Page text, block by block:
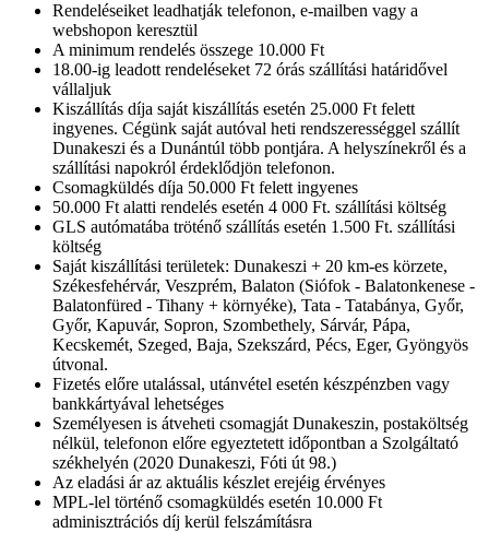
Rendeléseiket leadhatják telefonon, e-mailben vagy a
webshopon keresztül
A minimum rendelés összege 10.000 Ft
18.00-ig leadott rendeléseket 72 órás szállítási határidővel
vállaljuk
Kiszállítás díja saját kiszállítás esetén 25.000 Ft felett
ingyenes. Cégünk saját autóval heti rendszerességgel szállít
Dunakeszi és a Dunántúl több pontjára. A helyszínekről és a
szállítási napokról érdeklődjön telefonon.
Csomagküldés díja 50.000 Ft felett ingyenes
50.000 Ft alatti rendelés esetén 4 000 Ft. szállítási költség
GLS autómatába tröténő szállítás esetén 1.500 Ft. szállítási
költség
Saját kiszállítási területek: Dunakeszi + 20 km-es körzete,
Székesfehérvár, Veszprém, Balaton (Siófok - Balatonkenese -
Balatonfüred - Tihany + környéke), Tata - Tatabánya, Győr,
Győr, Kapuvár, Sopron, Szombethely, Sárvár, Pápa,
Kecskemét, Szeged, Baja, Szekszárd, Pécs, Eger, Gyöngyös
útvonal.
Fizetés előre utalással, utánvétel esetén készpénzben vagy
bankkártyával lehetséges
Személyesen is átveheti csomagját Dunakeszin, postaköltség
nélkül, telefonon előre egyeztetett időpontban a Szolgáltató
székhelyén (2020 Dunakeszi, Fóti út 98.)
Az eladási ár az aktuális készlet erejéig érvényes
MPL-lel történő csomagküldés esetén 10.000 Ft
adminisztrációs díj kerül felszámításra